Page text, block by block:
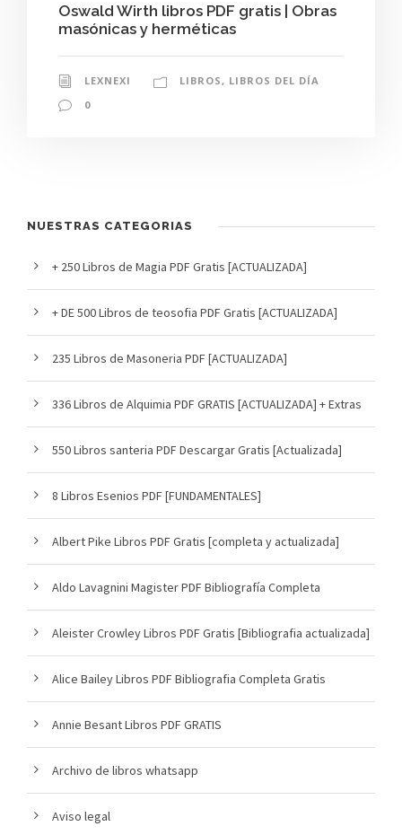
Oswald Wirth libros PDF gratis | Obras
masónicas y herméticas
LEXNEXI LIBROS , LIBROS DEL DÍA
0
NUESTRAS CATEGORIAS
+ 250 Libros de Magia PDF Gratis [ACTUALIZADA]
+ DE 500 Libros de teosofia PDF Gratis [ACTUALIZADA]
235 Libros de Masoneria PDF [ACTUALIZADA]
336 Libros de Alquimia PDF GRATIS [ACTUALIZADA] + Extras
550 Libros santeria PDF Descargar Gratis [Actualizada]
8 Libros Esenios PDF [FUNDAMENTALES]
Albert Pike Libros PDF Gratis [completa y actualizada]
Aldo Lavagnini Magister PDF Bibliografía Completa
Aleister Crowley Libros PDF Gratis [Bibliografia actualizada]
Alice Bailey Libros PDF Bibliografia Completa Gratis
Annie Besant Libros PDF GRATIS
Archivo de libros whatsapp
Aviso legal